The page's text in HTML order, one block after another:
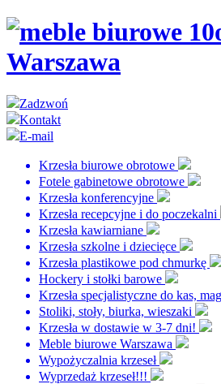
Zadzwoń
Kontakt
E-mail
Krzesła biurowe obrotowe
Fotele gabinetowe obrotowe
Krzesła konferencyjne
Krzesła recepcyjne i do poczekalni
Krzesła kawiarniane
Krzesła szkolne i dziecięce
Krzesła plastikowe pod chmurkę
Hockery i stołki barowe
Krzesła specjalistyczne do kas,
Stoliki, stoły, biurka, wieszaki
Krzesła w dostawie w 3-7 dni!
Meble biurowe Warszawa
Wypożyczalnia krzeseł
Wyprzedaż krzeseł!!!